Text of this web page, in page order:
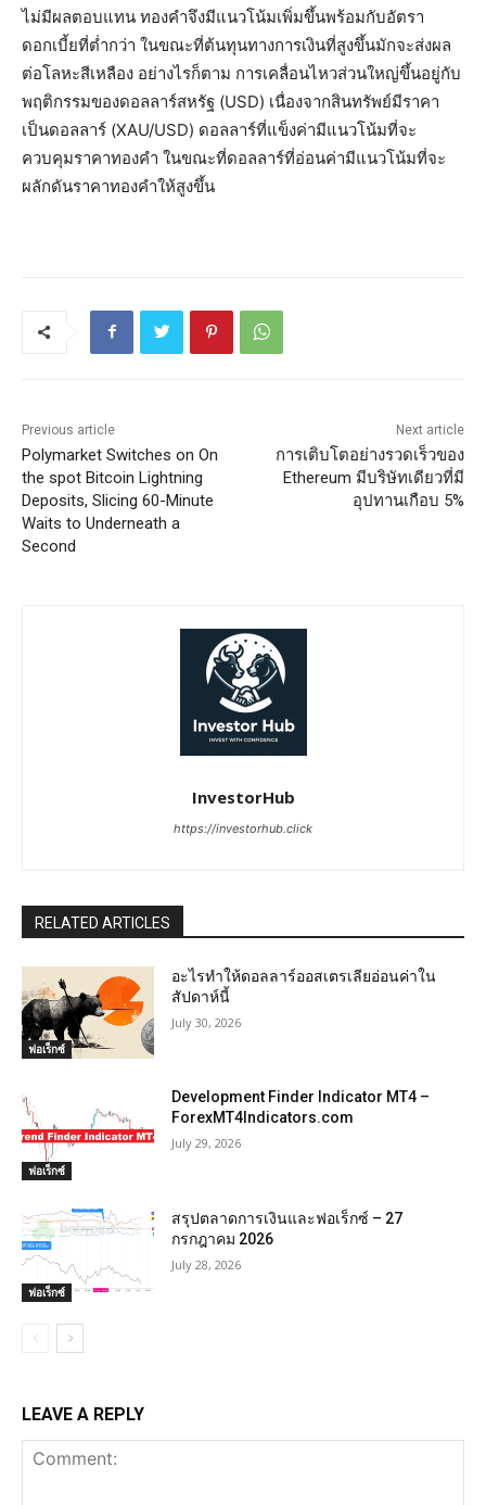
ไม่มีผลตอบแทน ทองคำจึงมีแนวโน้มเพิ่มขึ้นพร้อมกับอัตรา
ดอกเบี้ยที่ต่ำกว่า ในขณะที่ต้นทุนทางการเงินที่สูงขึ้นมักจะส่งผล
ต่อโลหะสีเหลือง อย่างไรก็ตาม การเคลื่อนไหวส่วนใหญ่ขึ้นอยู่กับ
พฤติกรรมของดอลลาร์สหรัฐ (USD) เนื่องจากสินทรัพย์มีราคา
เป็นดอลลาร์ (XAU/USD) ดอลลาร์ที่แข็งค่ามีแนวโน้มที่จะ
ควบคุมราคาทองคำ ในขณะที่ดอลลาร์ที่อ่อนค่ามีแนวโน้มที่จะ
ผลักดันราคาทองคำให้สูงขึ้น
Previous article
Polymarket Switches on On
the spot Bitcoin Lightning
Deposits, Slicing 60-Minute
Waits to Underneath a
Second
Next article
การเติบโตอย่างรวดเร็วของ
Ethereum มีบริษัทเดียวที่มี
อุปทานเกือบ 5%
InvestorHub
https://investorhub.click
RELATED ARTICLES
ฟอเร็กซ์
อะไรทำให้ดอลลาร์ออสเตรเลียอ่อนค่าใน
สัปดาห์นี้
July 30, 2026
ฟอเร็กซ์
Development Finder Indicator MT4 –
ForexMT4Indicators.com
July 29, 2026
ฟอเร็กซ์
สรุปตลาดการเงินและฟอเร็กซ์ – 27
กรกฎาคม 2026
July 28, 2026
LEAVE A REPLY